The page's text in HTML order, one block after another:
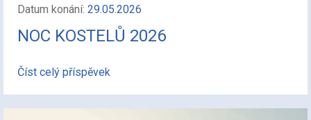
Datum konání: 29.05.2026
NOC KOSTELŮ 2026
Číst celý příspěvek